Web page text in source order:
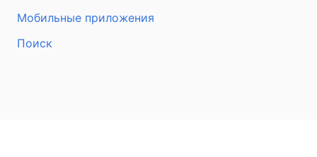
Мобильные приложения
Поиск